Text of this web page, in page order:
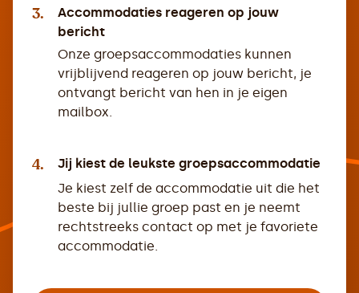
3.
Accommodaties reageren op jouw
bericht
Onze groepsaccommodaties kunnen
vrijblijvend reageren op jouw bericht, je
ontvangt bericht van hen in je eigen
mailbox.
4.
Jij kiest de leukste groepsaccommodatie
Je kiest zelf de accommodatie uit die het
beste bij jullie groep past en je neemt
rechtstreeks contact op met je favoriete
accommodatie.